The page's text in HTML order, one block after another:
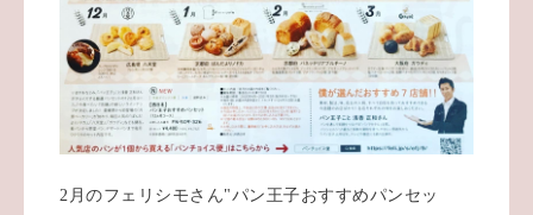
2月のフェリシモさん"パン王子おすすめパンセッ